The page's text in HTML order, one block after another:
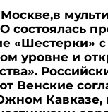
состоялась
«Шестерки»
уровне и
Венские
Кавказе,